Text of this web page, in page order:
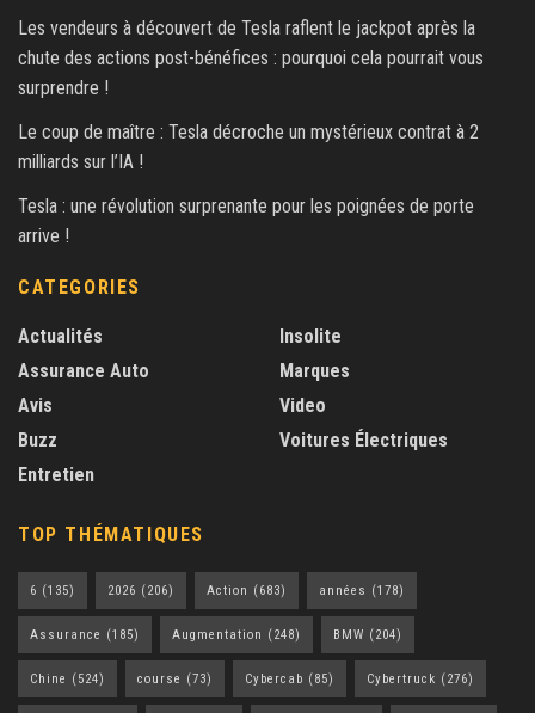
Les vendeurs à découvert de Tesla raflent le jackpot après la
chute des actions post-bénéfices : pourquoi cela pourrait vous
surprendre !
Le coup de maître : Tesla décroche un mystérieux contrat à 2
milliards sur l’IA !
Tesla : une révolution surprenante pour les poignées de porte
arrive !
CATEGORIES
Actualités
Assurance Auto
Avis
Buzz
Entretien
Insolite
Marques
Video
Voitures Électriques
TOP THÉMATIQUES
6 (135) 2026 (206) Action (683) années (178)
Assurance (185) Augmentation (248) BMW (204)
Chine (524) course (73) Cybercab (85) Cybertruck (276)